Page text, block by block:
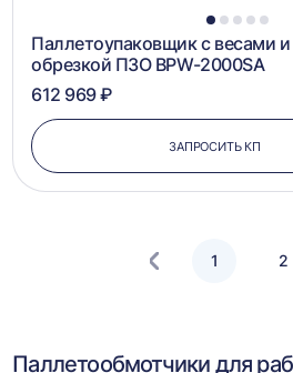
1 2 3 4 5
Паллетоупаковщик с весами
обрезкой ПЗО BPW-2000SA
612 969 ₽
ЗАПРОСИТЬ КП
1 2
Паллетообмотчики для